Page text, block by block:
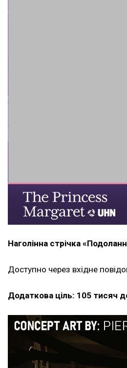
Наголінна стрічка
Доступно через вхідне
Додаткова ціль: 105 тисяч